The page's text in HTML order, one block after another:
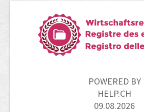
POWERED BY
HELP.CH
09.08.2026